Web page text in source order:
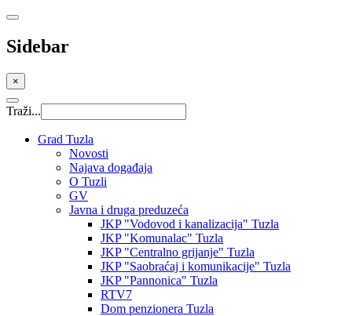
Sidebar
×
Traži...
Grad Tuzla
Novosti
Najava događaja
O Tuzli
GV
Javna i druga preduzeća
JKP "Vodovod i kanalizacija" Tuzla
JKP "Komunalac" Tuzla
JKP "Centralno grijanje" Tuzla
JKP "Saobraćaj i komunikacije" Tuzla
JKP "Pannonica" Tuzla
RTV7
Dom penzionera Tuzla